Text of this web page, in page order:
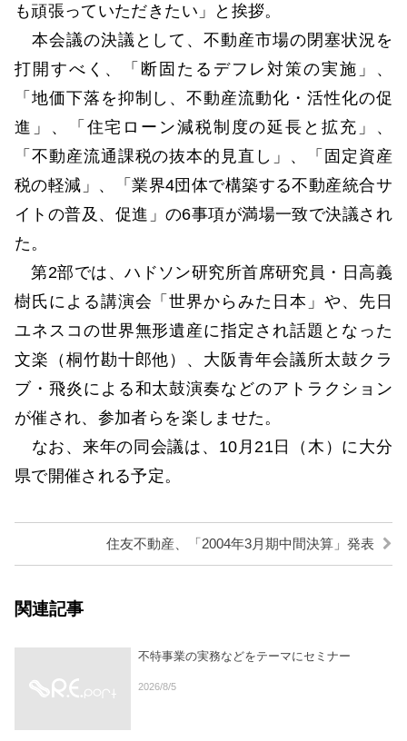
も頑張っていただきたい」と挨拶。
本会議の決議として、不動産市場の閉塞状況を
打開すべく、「断固たるデフレ対策の実施」、
「地価下落を抑制し、不動産流動化・活性化の促
進」、「住宅ローン減税制度の延長と拡充」、
「不動産流通課税の抜本的見直し」、「固定資産
税の軽減」、「業界4団体で構築する不動産統合サ
イトの普及、促進」の6事項が満場一致で決議され
た。
第2部では、ハドソン研究所首席研究員・日高義
樹氏による講演会「世界からみた日本」や、先日
ユネスコの世界無形遺産に指定され話題となった
文楽（桐竹勘十郎他）、大阪青年会議所太鼓クラ
ブ・飛炎による和太鼓演奏などのアトラクション
が催され、参加者らを楽しませた。
なお、来年の同会議は、10月21日（木）に大分
県で開催される予定。
住友不動産、「2004年3月期中間決算」発表
関連記事
不特事業の実務などをテーマにセミナー
2026/8/5